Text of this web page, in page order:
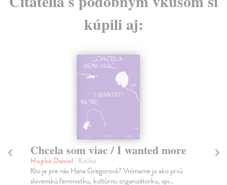
kúpili aj:
Chcela som viac / I wanted more
Hupko Daniel | Kniha
Kto je pre nás Hana Gregorová? Vnímame ju ako prvú
slovenskú feministku, kultúrnu organizátorku, spi...